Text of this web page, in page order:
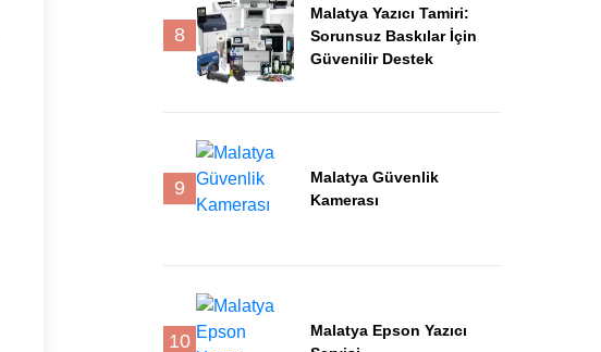
8
Malatya Yazıcı Tamiri:
Sorunsuz Baskılar İçin
Güvenilir Destek
9
Malatya Güvenlik
Kamerası
10
Malatya Epson Yazıcı